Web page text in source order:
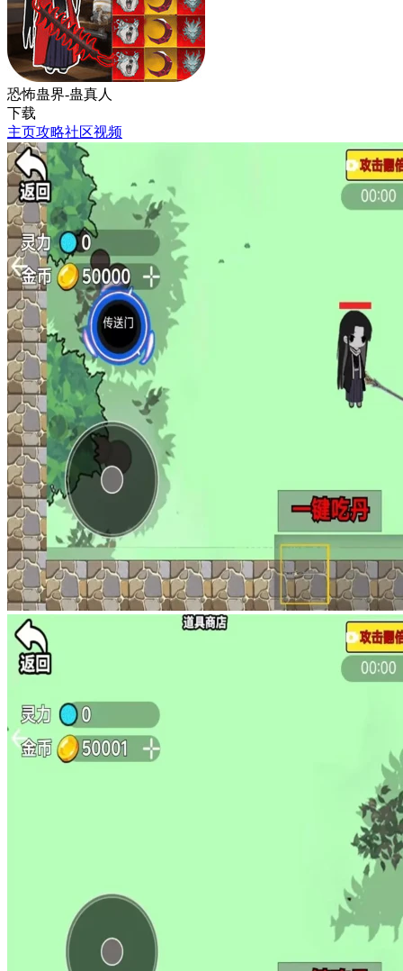
恐怖蛊界-蛊真人
下载
主页攻略社区视频